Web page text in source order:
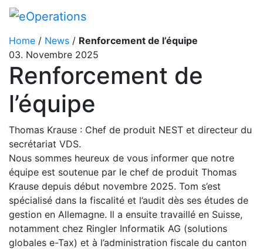
Home / News / Renforcement de l’équipe
03. Novembre 2025
Renforcement de
l’équipe
Thomas Krause : Chef de produit NEST et directeur du
secrétariat VDS.
Nous sommes heureux de vous informer que notre
équipe est soutenue par le chef de produit Thomas
Krause depuis début novembre 2025. Tom s’est
spécialisé dans la fiscalité et l’audit dès ses études de
gestion en Allemagne. Il a ensuite travaillé en Suisse,
notamment chez Ringler Informatik AG (solutions
globales e-Tax) et à l’administration fiscale du canton